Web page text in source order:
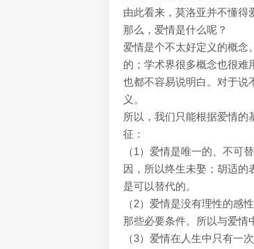
由此看来，莫洛亚并不懂得
那么，爱情是什么呢？
爱情是个不太好定义的概念
的；学术界很多概念也很
也都不容易说明白。对于说
义。
所以，我们只能根据爱情
征：
（1）爱情是唯一的、不可
因，所以终生未娶；胡适的
是可以替代的。
（2）爱情是没有理性的感
那些必要条件。所以与爱情
（3）爱情在人生中只有一